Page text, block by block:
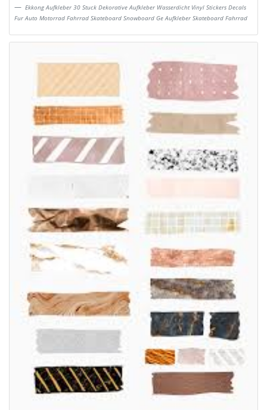
Ekkong Aufkleber 30 Stuck Dekorative Aufkleber Wasserdicht Vinyl Stickers Decals
Fur Auto Motorrad Fahrrad Skateboard Snowboard Ge Aufkleber Skateboard Fahrrad